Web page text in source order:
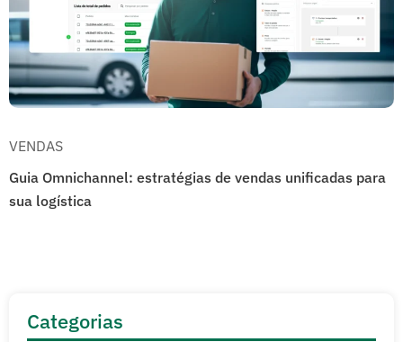
VENDAS
Guia Omnichannel: estratégias de vendas unificadas para
sua logística
Categorias